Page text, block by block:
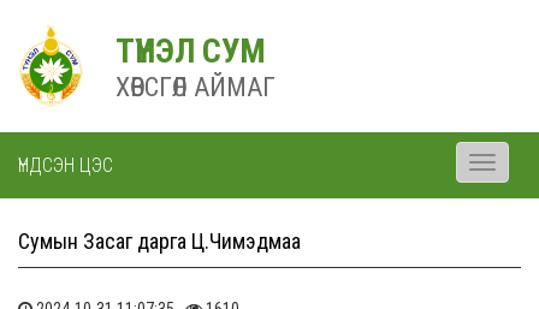
ТҮНЭЛ СУМ
ХӨВСГӨЛ АЙМАГ
ҮНДСЭН ЦЭС
Toggle
Сумын Засаг дарга Ц.Чимэдмаа